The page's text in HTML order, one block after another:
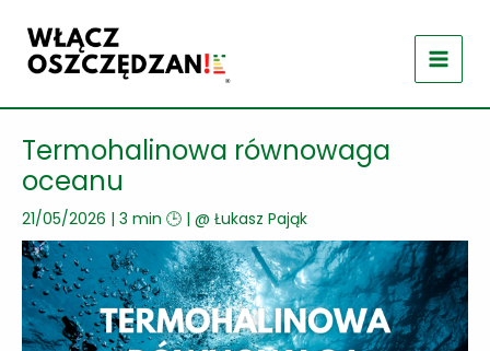
treści
Termohalinowa równowaga
oceanu
21/05/2026 | 3 min 🕒 | @ Łukasz Pająk